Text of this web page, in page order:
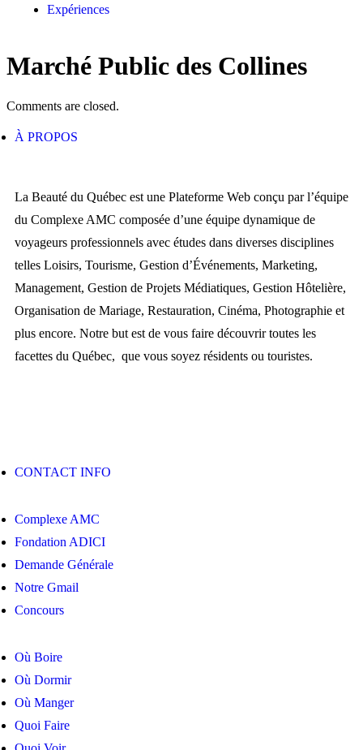
Expériences
Marché Public des Collines
Comments are closed.
À PROPOS
La Beauté du Québec est une Plateforme Web conçu par l’équipe
du Complexe AMC composée d’une équipe dynamique de
voyageurs professionnels avec études dans diverses disciplines
telles Loisirs, Tourisme, Gestion d’Événements, Marketing,
Management, Gestion de Projets Médiatiques, Gestion Hôtelière,
Organisation de Mariage, Restauration, Cinéma, Photographie et
plus encore. Notre but est de vous faire découvrir toutes les
facettes du Québec, que vous soyez résidents ou touristes.
CONTACT INFO
Complexe AMC
Fondation ADICI
Demande Générale
Notre Gmail
Concours
Où Boire
Où Dormir
Où Manger
Quoi Faire